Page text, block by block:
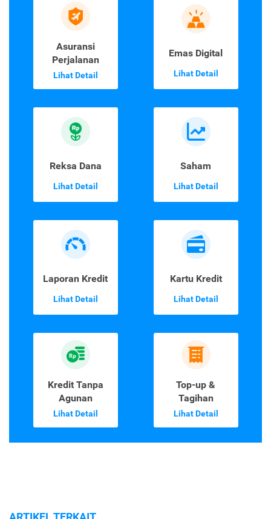
Asuransi
Perjalanan
Lihat Detail
Emas Digital
Lihat Detail
Reksa Dana
Lihat Detail
Saham
Lihat Detail
Laporan Kredit
Lihat Detail
Kartu Kredit
Lihat Detail
Kredit Tanpa
Agunan
Lihat Detail
Top-up &
Tagihan
Lihat Detail